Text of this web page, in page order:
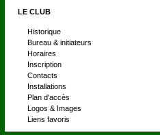
LE CLUB
Historique
Bureau & initiateurs
Horaires
Inscription
Contacts
Installations
Plan d'accès
Logos & Images
Liens favoris